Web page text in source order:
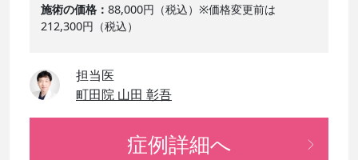
施術の価格
88,000円（税込）※価格変更前は
212,300円（税込）
担当医
町田院 山田 彰吾
症例詳細へ